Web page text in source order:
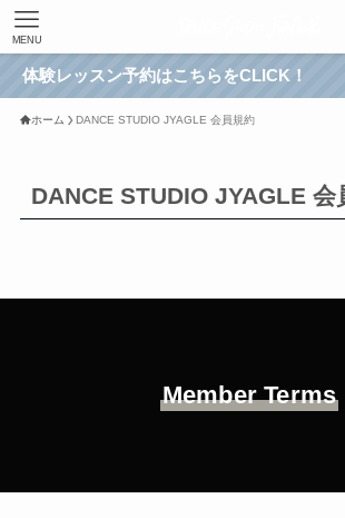
MENU
ッスン予約はこちらをCLICK！
ホーム DANCE STUDIO JYAGLE 会員規約
DANCE STUDIO JYAGLE 会
Member Terms